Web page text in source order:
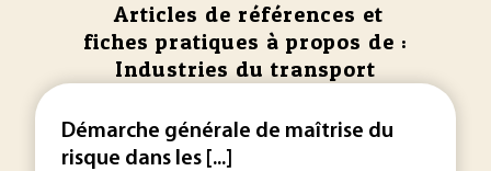
Articles de références et
fiches pratiques à propos de :
Industries du transport
Démarche générale de maîtrise du
risque dans les [...]